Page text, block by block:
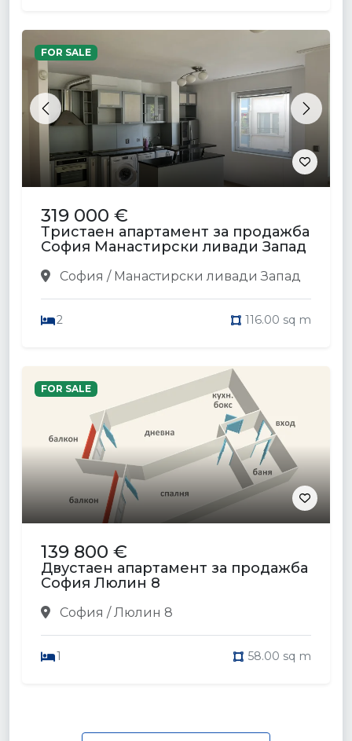
Previous Next
FOR SALE
319 000 €
Тристаен апартамент за продажба
София Манастирски ливади Запад
София / Манастирски ливади Запад
2 116.00 sq m
FOR SALE
139 800 €
Двустаен апартамент за продажба
София Люлин 8
София / Люлин 8
1 58.00 sq m